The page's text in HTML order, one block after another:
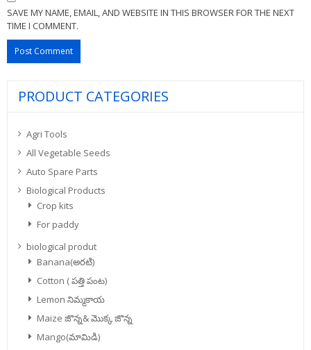
SAVE MY NAME, EMAIL, AND WEBSITE IN THIS BROWSER FOR THE NEXT
TIME I COMMENT.
PRODUCT CATEGORIES
Agri Tools
All Vegetable Seeds
Auto Spare Parts
Biological Products
Crop kits
For paddy
biological produt
Banana(అరటి)
Cotton ( పత్తి పంట)
Lemon నిమ్మకాయ
Maize జొన్న& మొక్క జొన్న
Mango(మామిడి)